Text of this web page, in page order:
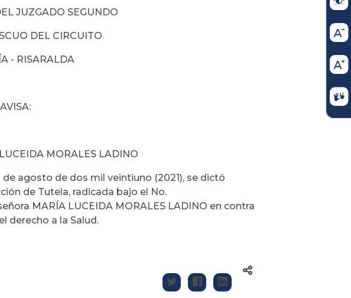
JUZGADO SEGUNDO
DEL CIRCUITO
- RISARALDA
AVISA:
MORALES LADINO
agosto de dos mil veintiuno (2021), se dictó
de Tutela, radicada bajo el No.
MARÍA LUCEIDA MORALES LADINO en contra
derecho a la Salud.